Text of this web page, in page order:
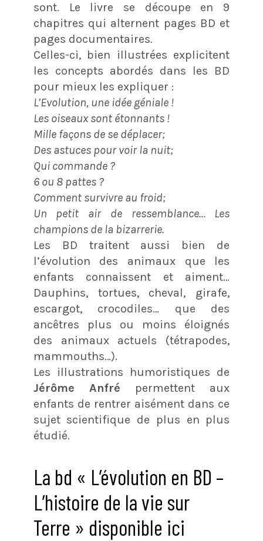
sont. Le livre se découpe en 9
chapitres qui alternent pages BD et
pages documentaires.
Celles-ci, bien illustrées explicitent
les concepts abordés dans les BD
pour mieux les expliquer :
L’Evolution, une idée géniale !
Les oiseaux sont étonnants !
Mille façons de se déplacer;
Des astuces pour voir la nuit;
Qui commande ?
6 ou 8 pattes ?
Comment survivre au froid;
Un petit air de ressemblance… Les
champions de la bizarrerie.
Les BD traitent aussi bien de
l’évolution des animaux que les
enfants connaissent et aiment…
Dauphins, tortues, cheval, girafe,
escargot, crocodiles… que des
ancêtres plus ou moins éloignés
des animaux actuels (tétrapodes,
mammouths…).
Les illustrations humoristiques de
Jérôme Anfré permettent aux
enfants de rentrer aisément dans ce
sujet scientifique de plus en plus
étudié.
La bd « L’évolution en BD –
L’histoire de la vie sur
Terre » disponible ici